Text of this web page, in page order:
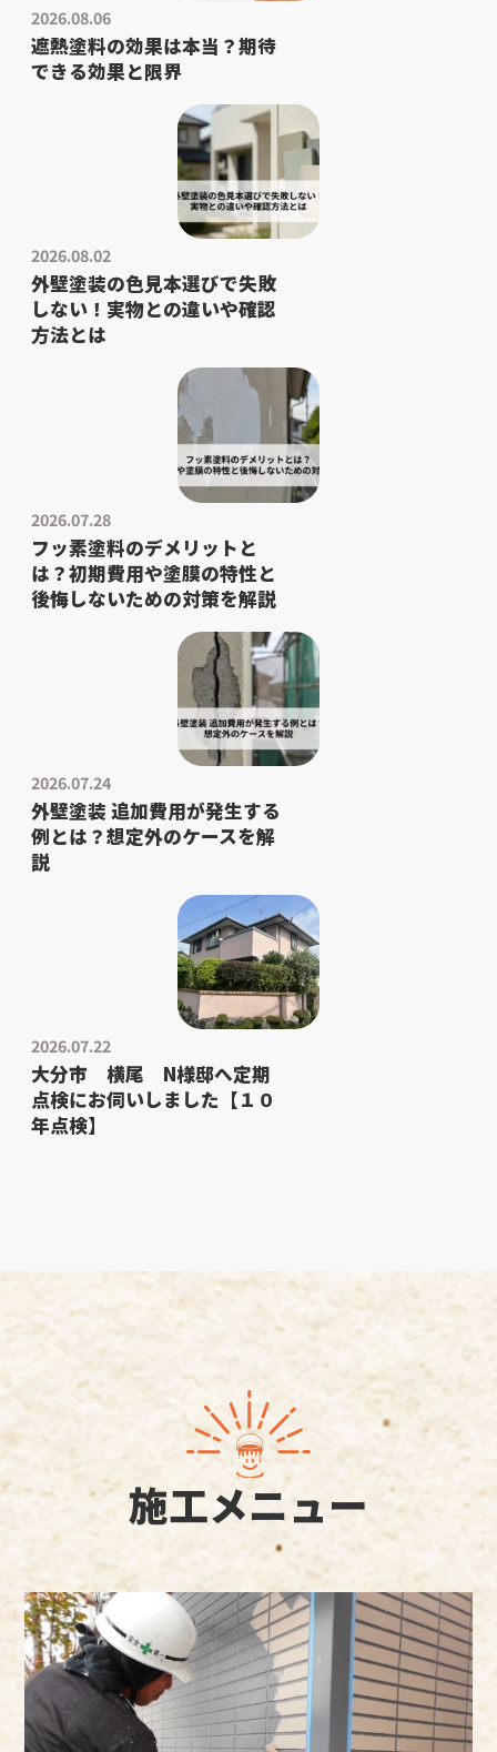
2026.08.06
遮熱塗料の効果は本当？期待
できる効果と限界
2026.08.02
外壁塗装の色見本選びで失敗
しない！実物との違いや確認
方法とは
2026.07.28
フッ素塗料のデメリットと
は？初期費用や塗膜の特性と
後悔しないための対策を解説
2026.07.24
外壁塗装 追加費用が発生する
例とは？想定外のケースを解
説
2026.07.22
大分市 横尾 N様邸へ定期
点検にお伺いしました【１０
年点検】
施工メニュー